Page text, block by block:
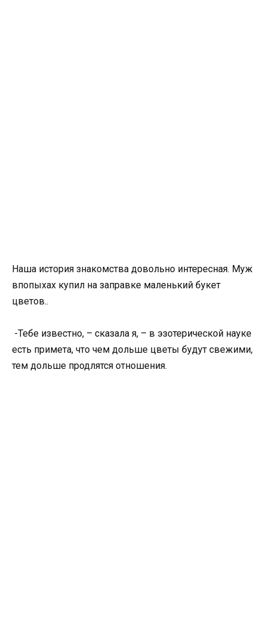
Наша история знакомства довольно интересная. Муж
впопыхах купил на заправке маленький букет
цветов..
-Тебе известно, – сказала я, – в эзотерической науке
есть примета, что чем дольше цветы будут свежими,
тем дольше продлятся отношения.